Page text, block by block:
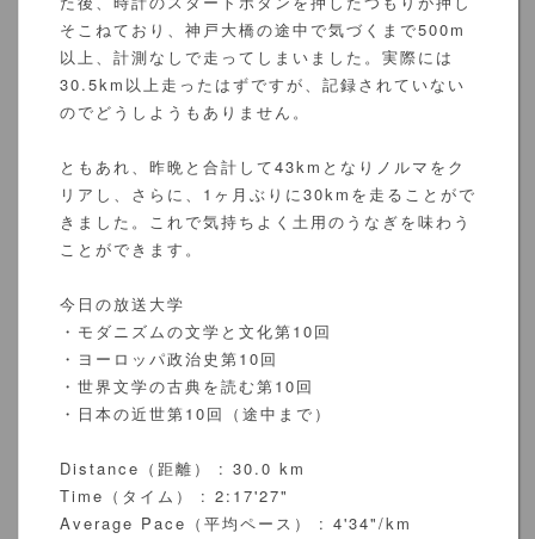
そこねており、神戸大橋の途中で気づくまで500m
以上、計測なしで走ってしまいました。実際には
30.5km以上走ったはずですが、記録されていない
のでどうしようもありません。
ともあれ、昨晩と合計して43kmとなりノルマをク
リアし、さらに、1ヶ月ぶりに30kmを走ることがで
きました。これで気持ちよく土用のうなぎを味わう
ことができます。
今日の放送大学
・モダニズムの文学と文化第10回
・ヨーロッパ政治史第10回
・世界文学の古典を読む第10回
・日本の近世第10回（途中まで）
Distance（距離） : 30.0 km
Time（タイム） : 2:17'27"
Average Pace（平均ペース） : 4'34"/km